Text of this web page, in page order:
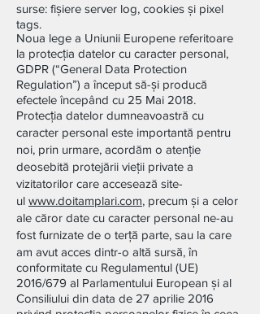
surse: fișiere server log, cookies și pixel
tags.
Noua lege a Uniunii Europene referitoare
la protecția datelor cu caracter personal,
GDPR (“General Data Protection
Regulation”) a început să-și producă
efectele începând cu 25 Mai 2018.
Protecția datelor dumneavoastră cu
caracter personal este importantă pentru
noi, prin urmare, acordăm o atenție
deosebită protejării vieții private a
vizitatorilor care accesează site-
ul www.doitamplari.com, precum și a celor
ale căror date cu caracter personal ne-au
fost furnizate de o terță parte, sau la care
am avut acces dintr-o altă sursă, în
conformitate cu Regulamentul (UE)
2016/679 al Parlamentului European și al
Consiliului din data de 27 aprilie 2016